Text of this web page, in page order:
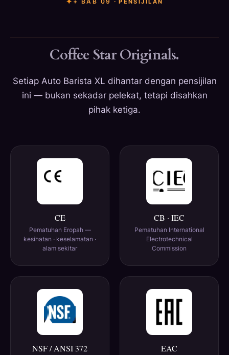
Coffee Star Originals.
Setiap Auto Barista XL dihantar dengan pensijilan
ini — bukan sekadar pelekat, tetapi disahkan
pihak ketiga.
CE
Pematuhan Eropah —
kesihatan · keselamatan ·
alam sekitar
CB · IEC
Pematuhan International
Electrotechnical
Commission
NSF / ANSI 372 EAC